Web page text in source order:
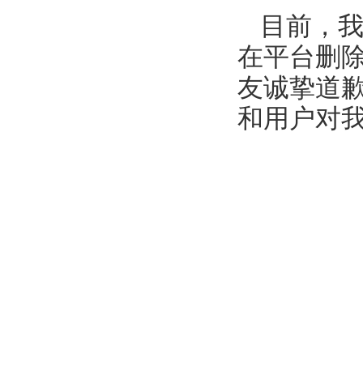
目前，
在平台删
友诚挚道
和用户对